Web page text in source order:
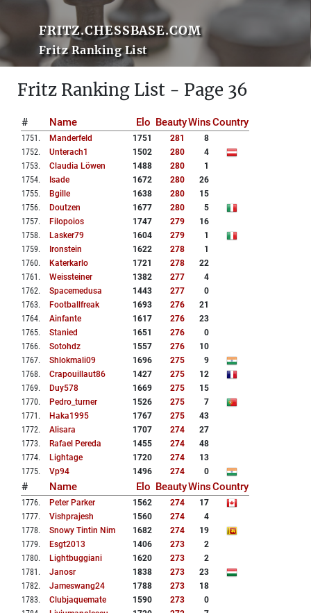
FRITZ.CHESSBASE.COM
Fritz Ranking List
Fritz Ranking List - Page 36
# Name Elo BeautyWinsCountry
1751 . Manderfeld 1751 281
8
1752. Unterach1 1502 280
4
1753. Claudia Löwen 1488 280
1
1754. Isade 1672 280
26
1755. Bgille 1638 280
15
1756. Doutzen 1677 280
5
1757. Filopoios 1747 279
16
1758. Lasker79 1604 279
1
1759. Ironstein 1622 278
1
1760. Katerkarlo 1721 278
22
1761 . Weissteiner 1382 277
4
1762. Spacemedusa 1443 277
0
1763. Footballfreak 1693 276
21
1764. Ainfante 1617 276
23
1765. Stanied 1651 276
0
1766. Sotohdz 1557 276
10
1767. Shlokmali09 1696 275
9
1768. Crapouillaut86 1427 275
12
1769. Duy578 1669 275
15
1770. Pedro_turner 1526 275
7
1771 . Haka1995 1767 275
43
1772. Alisara 1707 274
27
1773. Rafael Pereda 1455 274
48
1774. Lightage 1720 274
13
1775. Vp94 1496 274 0
# Name Elo BeautyWinsCountry
1776. Peter Parker 1562 274
17
1777. Vishprajesh 1560 274
4
1778. Snowy Tintin Nim 1682 274
19
1779. Esgt2013 1406 273
2
1780. Lightbuggiani 1620 273
2
1781 . Janosr 1838 273
23
1782. Jameswang24 1788 273
18
1783. Clubjaquemate 1590 273
0